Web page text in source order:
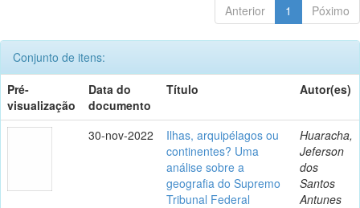
Anterior 1 Póximo
Conjunto de itens:
Pré-
visualização
Data do
documento
Título Autor(es)
30-nov-2022
Ilhas, arquipélagos ou
continentes? Uma
análise sobre a
geografia do Supremo
Tribunal Federal
Huaracha,
Jeferson
dos
Santos
Antunes